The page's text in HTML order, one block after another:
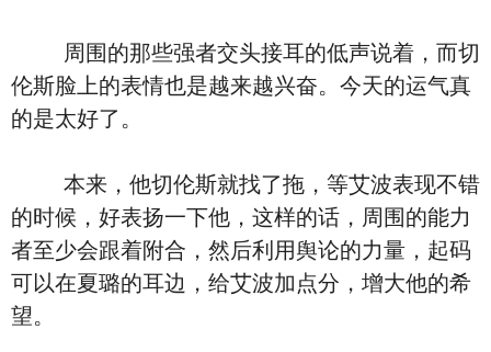
周围的那些强者交头接耳的低声说着，而切
伦斯脸上的表情也是越来越兴奋。今天的运气真
的是太好了。
本来，他切伦斯就找了拖，等艾波表现不错
的时候，好表扬一下他，这样的话，周围的能力
者至少会跟着附合，然后利用舆论的力量，起码
可以在夏璐的耳边，给艾波加点分，增大他的希
望。